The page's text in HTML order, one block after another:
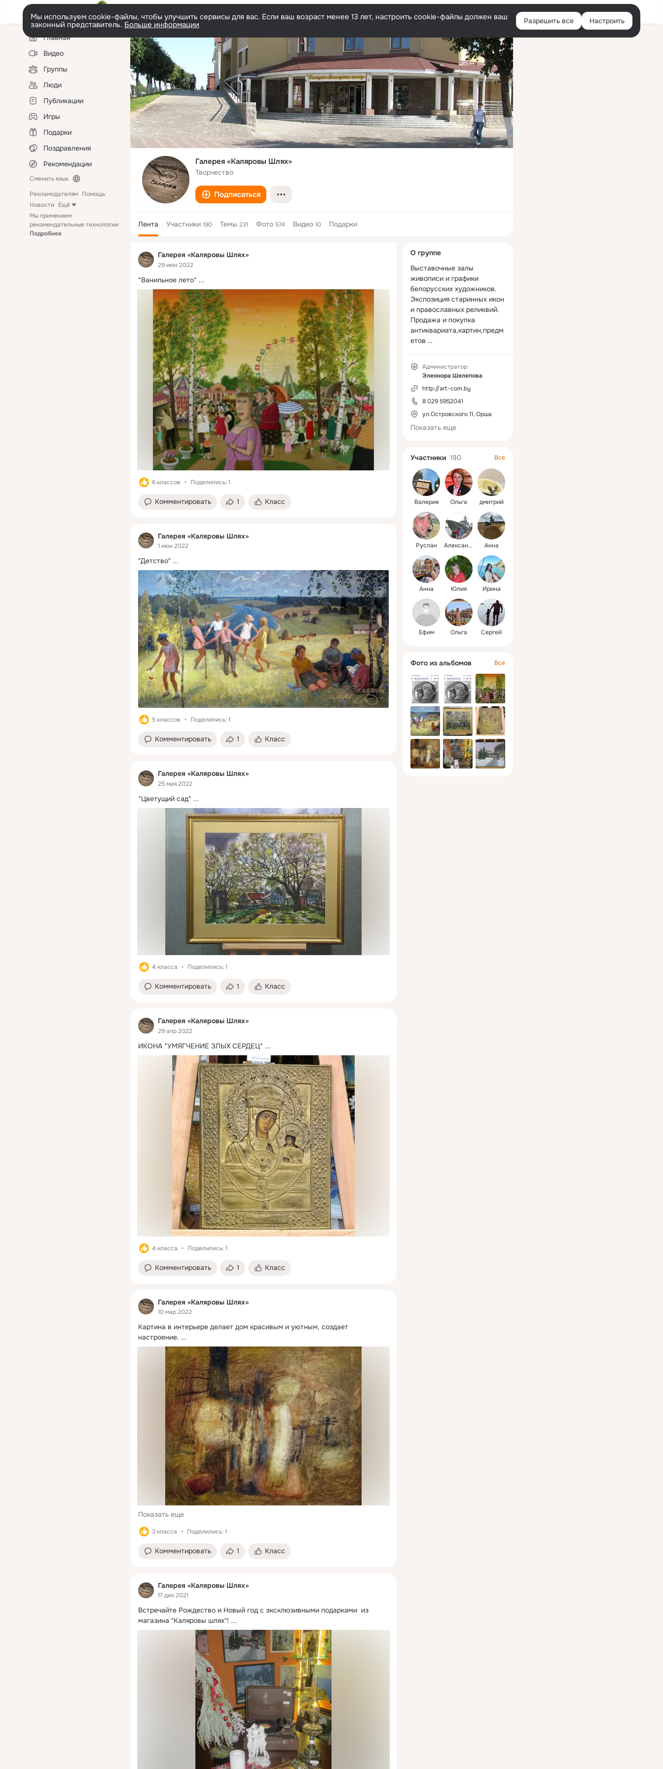
Войти
Мы используем cookie-файлы, чтобы улучшить сервисы для вас. Если ваш возраст менее 13 лет, настроить cookie-файлы должен ваш
законный представитель. Больше информации Разрешить все Настроить
Левая
колонкаГлавная
Видео
Группы
Люди
Публикации
Игры
Подарки
Поздравления
Рекомендации
Сменить язык
Рекламодателям Помощь
Новости Ещё
Мы применяем
рекомендательные технологии
Подробнее
Галерея «Каляровы Шлях»
Творчество
Подписаться
Лента Участники 190 Темы 231 Фото 574 Видео 10 Подарки
Галерея «Каляровы Шлях»
29 июн 2022
*Ванильное лето* ...
6 классов Поделились: 1
Комментировать 1 Класс
Галерея «Каляровы Шлях»
1 июн 2022
"Детство" ...
5 классов Поделились: 1
Комментировать 1 Класс
Галерея «Каляровы Шлях»
25 мая 2022
*Цветущий сад* ...
4 класса Поделились: 1
Комментировать 1 Класс
Галерея «Каляровы Шлях»
29 апр 2022
ИКОНА *УМЯГЧЕНИЕ ЗЛЫХ СЕРДЕЦ* ...
4 класса Поделились: 1
Комментировать 1 Класс
Галерея «Каляровы Шлях»
10 мар 2022
Картина в интерьере делает дом красивым и уютным, создает
настроение. ...
Показать еще
3 класса Поделились: 1
Комментировать 1 Класс
Галерея «Каляровы Шлях»
17 дек 2021
Встречайте Рождество и Новый год с эксклюзивными подарками  из
магазина "Каляровы шлях"! ...
колонка
О группе
Выставочные залы
живописи и графики
белорусских художников.
Экспозиция старинных икон
и православных реликвий.
Продажа и покупка
антиквариата,картин,предм
етов
вещей и произведений
ручной работы.
Администратор:
Элеонора Шелепова
http://art-com.by
8 029 5952041
ул.Островского 11, Орша
Показать еще
Участники 190 Все
Валерия Ольга дмитрий
Руслан Александр Анна
Анна Юлия Ирина
Eфим Ольга Сергей
Фото из альбомов Все